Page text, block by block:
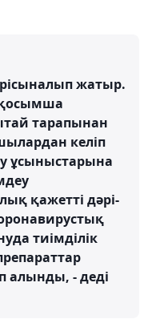
жатыр.
тарапынан
келіп
ұсыныстарына
қажетті дәрі-
тиімділік
алынды, - деді